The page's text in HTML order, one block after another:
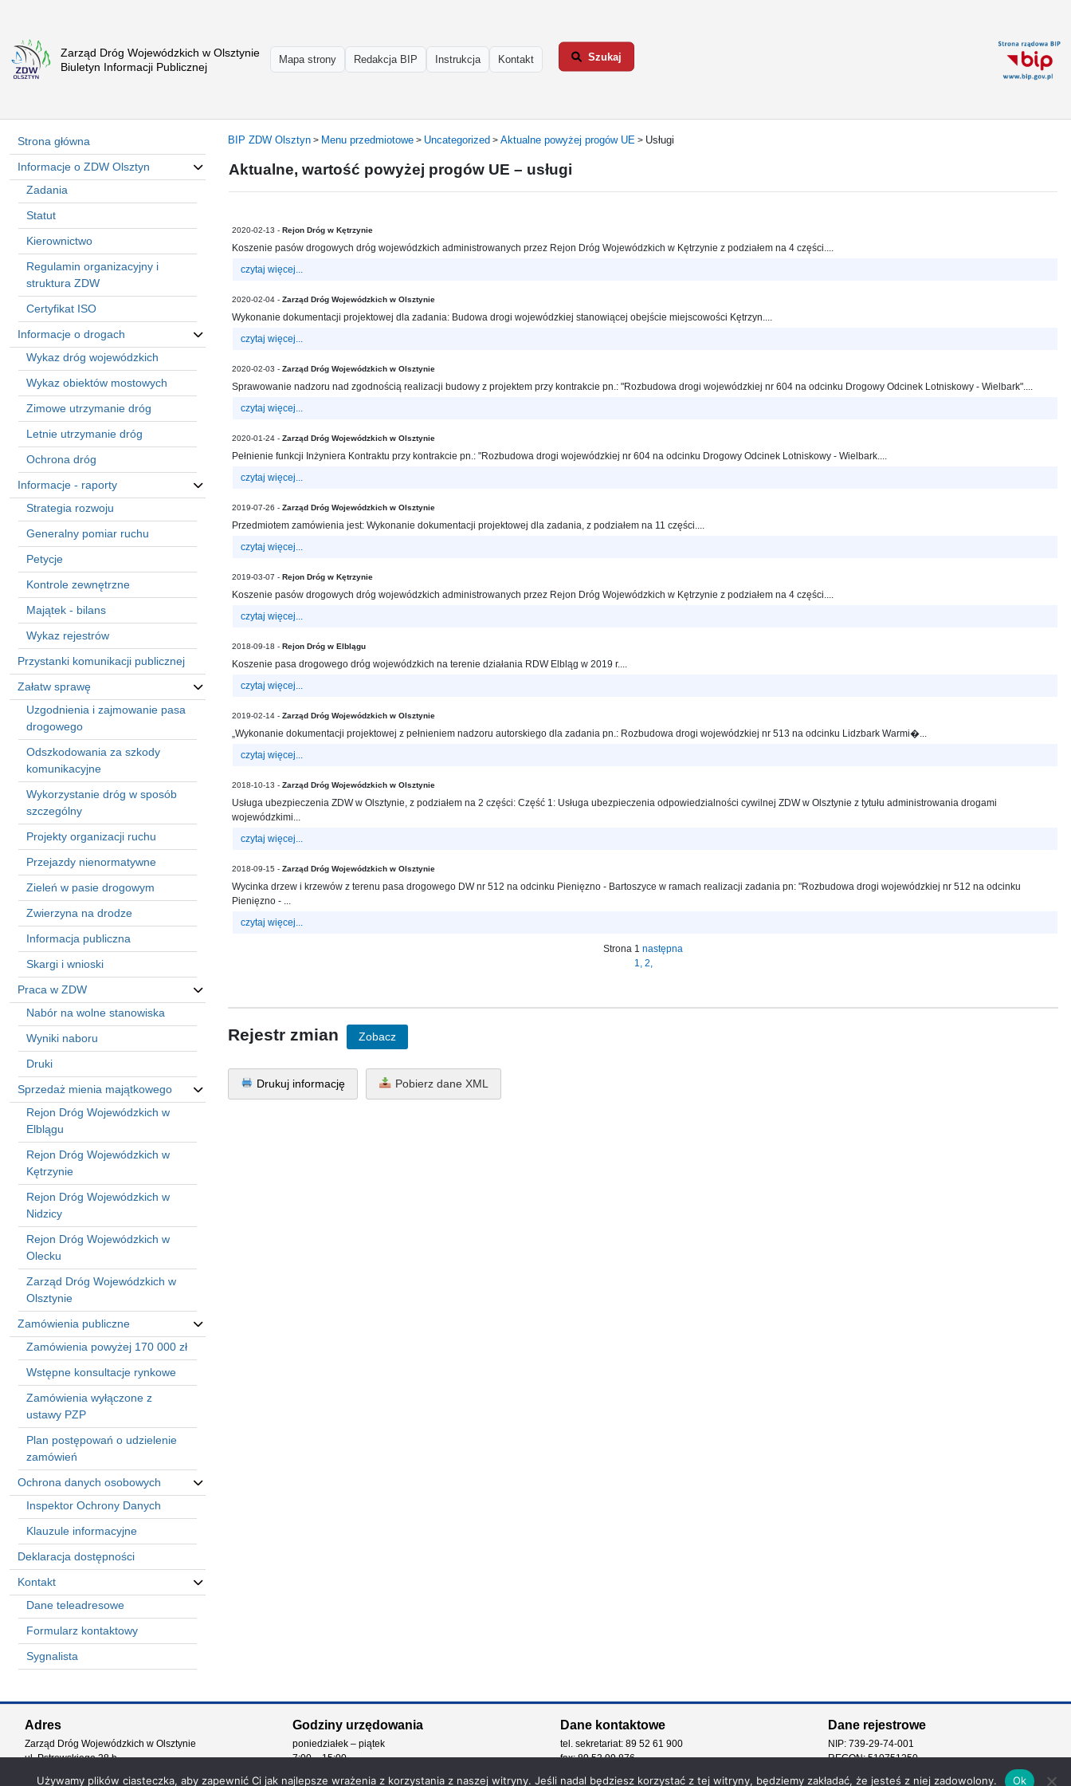
Zarząd Dróg Wojewódzkich w Olsztynie
Biuletyn Informacji Publicznej
Mapa strony Redakcja BIP Instrukcja Kontakt Szukaj
Strona
główna
Olsztyn
Informacje
drogach
Informacje
Przystanki
komunikacji
publicznej
Załatw
sprawę
Praca
w
ZDW
Sprzedaż
mienia
majątkowego
Zamówienia
publiczne
Ochrona
danych
osobowych
Deklaracja
dostępności
Kontakt
Automatically
Hierarchic
Categories
Menu
Version
2.1.0
Author:
Atakan
Docs:
https://atakanau.blogspot.com/2021/01/automatic-
menu-
wp-
plugin.html
Active
KANE
(kanewp)
Strona główna
Informacje o ZDW Olsztyn
Zadania
Statut
Kierownictwo
Regulamin organizacyjny i
struktura ZDW
Certyfikat ISO
Informacje o drogach
Wykaz dróg wojewódzkich
Wykaz obiektów mostowych
Zimowe utrzymanie dróg
Letnie utrzymanie dróg
Ochrona dróg
Informacje - raporty
Strategia rozwoju
Generalny pomiar ruchu
Petycje
Kontrole zewnętrzne
Majątek - bilans
Wykaz rejestrów
Przystanki komunikacji publicznej
Załatw sprawę
Uzgodnienia i zajmowanie pasa
drogowego
Odszkodowania za szkody
komunikacyjne
Wykorzystanie dróg w sposób
szczególny
Projekty organizacji ruchu
Przejazdy nienormatywne
Zieleń w pasie drogowym
Zwierzyna na drodze
Informacja publiczna
Skargi i wnioski
Praca w ZDW
Nabór na wolne stanowiska
Wyniki naboru
Druki
Sprzedaż mienia majątkowego
Rejon Dróg Wojewódzkich w
Elblągu
Rejon Dróg Wojewódzkich w
Kętrzynie
Rejon Dróg Wojewódzkich w
Nidzicy
Rejon Dróg Wojewódzkich w
Olecku
Zarząd Dróg Wojewódzkich w
Olsztynie
Zamówienia publiczne
Zamówienia powyżej 170 000 zł
Wstępne konsultacje rynkowe
Zamówienia wyłączone z
ustawy PZP
Plan postępowań o udzielenie
zamówień
Ochrona danych osobowych
Inspektor Ochrony Danych
Klauzule informacyjne
Deklaracja dostępności
Kontakt
Dane teleadresowe
Formularz kontaktowy
Sygnalista
Categories
BIP ZDW Olsztyn > Menu przedmiotowe > Uncategorized > Aktualne powyżej progów UE > Usługi
Aktualne, wartość powyżej progów UE – usługi
2020-02-13 - Rejon Dróg w Kętrzynie
Koszenie pasów drogowych dróg wojewódzkich administrowanych przez Rejon Dróg Wojewódzkich w Kętrzynie z podziałem na 4 części....
czytaj więcej...
2020-02-04 - Zarząd Dróg Wojewódzkich w Olsztynie
Wykonanie dokumentacji projektowej dla zadania: Budowa drogi wojewódzkiej stanowiącej obejście miejscowości Kętrzyn....
czytaj więcej...
2020-02-03 - Zarząd Dróg Wojewódzkich w Olsztynie
Sprawowanie nadzoru nad zgodnością realizacji budowy z projektem przy kontrakcie pn.: "Rozbudowa drogi wojewódzkiej nr 604 na odcinku Drogowy Odcinek Lotniskowy - Wielbark"....
czytaj więcej...
2020-01-24 - Zarząd Dróg Wojewódzkich w Olsztynie
Pełnienie funkcji Inżyniera Kontraktu przy kontrakcie pn.: "Rozbudowa drogi wojewódzkiej nr 604 na odcinku Drogowy Odcinek Lotniskowy - Wielbark....
czytaj więcej...
2019-07-26 - Zarząd Dróg Wojewódzkich w Olsztynie
Przedmiotem zamówienia jest: Wykonanie dokumentacji projektowej dla zadania, z podziałem na 11 części....
czytaj więcej...
2019-03-07 - Rejon Dróg w Kętrzynie
Koszenie pasów drogowych dróg wojewódzkich administrowanych przez Rejon Dróg Wojewódzkich w Kętrzynie z podziałem na 4 części....
czytaj więcej...
2018-09-18 - Rejon Dróg w Elblągu
Koszenie pasa drogowego dróg wojewódzkich na terenie działania RDW Elbląg w 2019 r....
czytaj więcej...
2019-02-14 - Zarząd Dróg Wojewódzkich w Olsztynie
„Wykonanie dokumentacji projektowej z pełnieniem nadzoru autorskiego dla zadania pn.: Rozbudowa drogi wojewódzkiej nr 513 na odcinku Lidzbark Warmi�...
czytaj więcej...
2018-10-13 - Zarząd Dróg Wojewódzkich w Olsztynie
Usługa ubezpieczenia ZDW w Olsztynie, z podziałem na 2 części: Część 1: Usługa ubezpieczenia odpowiedzialności cywilnej ZDW w Olsztynie z tytułu administrowania drogami
wojewódzkimi...
czytaj więcej...
2018-09-15 - Zarząd Dróg Wojewódzkich w Olsztynie
Wycinka drzew i krzewów z terenu pasa drogowego DW nr 512 na odcinku Pienięzno - Bartoszyce w ramach realizacji zadania pn: "Rozbudowa drogi wojewódzkiej nr 512 na odcinku
Pienięzno - ...
czytaj więcej...
Strona 1 następna
1, 2,
Rejestr zmian Zobacz
Drukuj informację Pobierz dane XML
Adres
Zarząd Dróg Wojewódzkich w Olsztynie
ul. Pstrowskiego 28 b
Godziny urzędowania
poniedziałek – piątek
7:00 – 15:00
Dane kontaktowe
tel. sekretariat: 89 52 61 900
fax: 89 53 99 876
Dane rejestrowe
NIP: 739-29-74-001
REGON: 510751250
Używamy plików ciasteczka, aby zapewnić Ci jak najlepsze wrażenia z korzystania z naszej witryny. Jeśli nadal będziesz korzystać z tej witryny, będziemy zakładać, że jesteś z niej zadowolony. Ok